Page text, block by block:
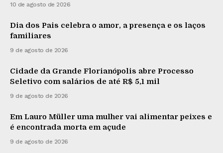
10 de agosto de 2026
Dia dos Pais celebra o amor, a presença e os laços
familiares
9 de agosto de 2026
Cidade da Grande Florianópolis abre Processo
Seletivo com salários de até R$ 5,1 mil
9 de agosto de 2026
Em Lauro Müller uma mulher vai alimentar peixes e
é encontrada morta em açude
9 de agosto de 2026